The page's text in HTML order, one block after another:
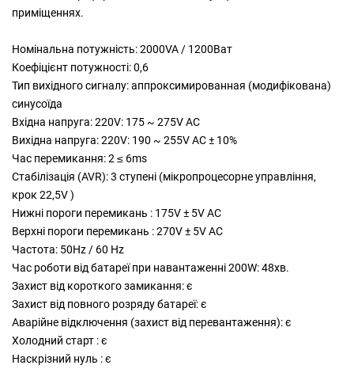
приміщеннях.
Номінальна потужність: 2000VA / 1200Ват
Коефіцієнт потужності: 0,6
Тип вихідного сигналу: аппроксимированная (модифікована)
синусоїда
Вхідна напруга: 220V: 175 ~ 275V AC
Вихідна напруга: 220V: 190 ~ 255V AC ± 10%
Час перемикання: 2 ≤ 6ms
Стабілізація (AVR): 3 ступені (мікропроцесорне управління,
крок 22,5V )
Нижні пороги перемикань : 175V ± 5V AC
Верхні пороги перемикань : 270V ± 5V AC
Частота: 50Hz / 60 Hz
Час роботи від батареї при навантаженні 200W: 48хв.
Захист від короткого замикання: є
Захист від повного розряду батареї: є
Аварійне відключення (захист від перевантаження): є
Холодний старт : є
Наскрізний нуль : є